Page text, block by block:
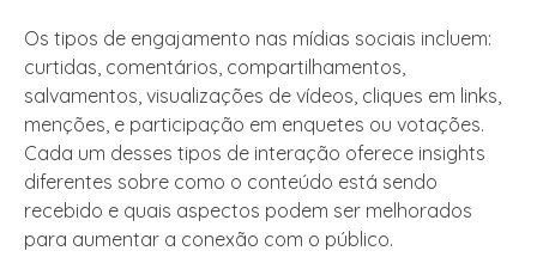
Os tipos de engajamento nas mídias sociais incluem:
curtidas, comentários, compartilhamentos,
salvamentos, visualizações de vídeos, cliques em links,
menções, e participação em enquetes ou votações.
Cada um desses tipos de interação oferece insights
diferentes sobre como o conteúdo está sendo
recebido e quais aspectos podem ser melhorados
para aumentar a conexão com o público.